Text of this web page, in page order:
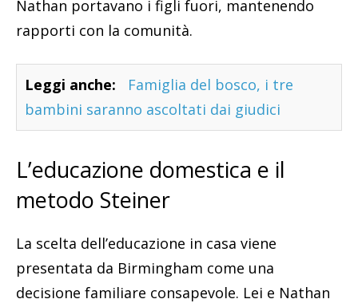
Nathan portavano i figli fuori, mantenendo
rapporti con la comunità.
Leggi anche:
Famiglia del bosco, i tre
bambini saranno ascoltati dai giudici
L’educazione domestica e il
metodo Steiner
La scelta dell’educazione in casa viene
presentata da Birmingham come una
decisione familiare consapevole. Lei e Nathan